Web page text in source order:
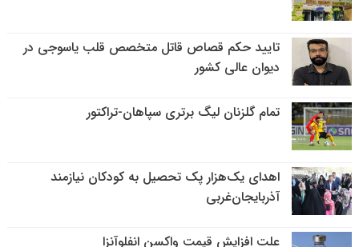
تایید حکم قصاص قاتل متخصص قلب یاسوجی در
دیوان عالی کشور
تمام گلزنان لیگ‌ برتری سپاهان-تراکتور
اهدای یک‌هزار پک تحصیل به کودکان نیازمند
آذربایجان‌غربی
علت افزایش قیمت واکسن انفلوآنزا